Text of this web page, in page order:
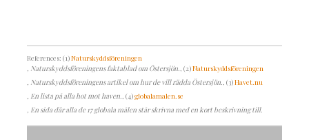
References: (1)Naturskyddsföreningen
, Naturskyddsföreningens faktablad om Östersjön., (2)Naturskyddsföreningen
, Naturskyddsföreningens artikel om hur de vill rädda Östersjön., (3)Havet.nu
, En lista på alla hot mot haven., (4)globalamalen.se
, En sida där alla de 17 globala målen står skrivna med en kort beskrivning till.